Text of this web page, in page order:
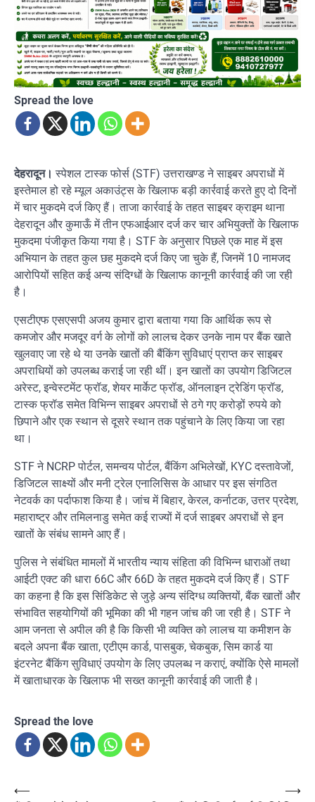
Spread the love
देहरादून।स्पेशल टास्क फोर्स (STF) उत्तराखण्ड ने साइबर अपराधों में
इस्तेमाल हो रहे म्यूल अकाउंट्स के खिलाफ बड़ी कार्रवाई करते हुए दो दिनों
में चार मुकदमे दर्ज किए हैं। ताजा कार्रवाई के तहत साइबर क्राइम थाना
देहरादून और कुमाऊँ में तीन एफआईआर दर्ज कर चार अभियुक्तों के खिलाफ
मुकदमा पंजीकृत किया गया है। STF के अनुसार पिछले एक माह में इस
अभियान के तहत कुल छह मुकदमे दर्ज किए जा चुके हैं, जिनमें 10 नामजद
आरोपियों सहित कई अन्य संदिग्धों के खिलाफ कानूनी कार्रवाई की जा रही
है।
एसटीएफ एसएसपी अजय कुमार द्वारा बताया गया कि आर्थिक रूप से
कमजोर और मजदूर वर्ग के लोगों को लालच देकर उनके नाम पर बैंक खाते
खुलवाए जा रहे थे या उनके खातों की बैंकिंग सुविधाएं प्राप्त कर साइबर
अपराधियों को उपलब्ध कराई जा रही थीं। इन खातों का उपयोग डिजिटल
अरेस्ट, इन्वेस्टमेंट फ्रॉड, शेयर मार्केट फ्रॉड, ऑनलाइन ट्रेडिंग फ्रॉड,
टास्क फ्रॉड समेत विभिन्न साइबर अपराधों से ठगे गए करोड़ों रुपये को
छिपाने और एक स्थान से दूसरे स्थान तक पहुंचाने के लिए किया जा रहा
था।
STF ने NCRP पोर्टल, समन्वय पोर्टल, बैंकिंग अभिलेखों, KYC दस्तावेजों,
डिजिटल साक्ष्यों और मनी ट्रेल एनालिसिस के आधार पर इस संगठित
नेटवर्क का पर्दाफाश किया है। जांच में बिहार, केरल, कर्नाटक, उत्तर प्रदेश,
महाराष्ट्र और तमिलनाडु समेत कई राज्यों में दर्ज साइबर अपराधों से इन
खातों के संबंध सामने आए हैं।
पुलिस ने संबंधित मामलों में भारतीय न्याय संहिता की विभिन्न धाराओं तथा
आईटी एक्ट की धारा 66C और 66D के तहत मुकदमे दर्ज किए हैं। STF
का कहना है कि इस सिंडिकेट से जुड़े अन्य संदिग्ध व्यक्तियों, बैंक खातों और
संभावित सहयोगियों की भूमिका की भी गहन जांच की जा रही है। STF ने
आम जनता से अपील की है कि किसी भी व्यक्ति को लालच या कमीशन के
बदले अपना बैंक खाता, एटीएम कार्ड, पासबुक, चेकबुक, सिम कार्ड या
इंटरनेट बैंकिंग सुविधाएं उपयोग के लिए उपलब्ध न कराएं, क्योंकि ऐसे मामलों
में खाताधारक के खिलाफ भी सख्त कानूनी कार्रवाई की जाती है।
Spread the love
Post
⟵
⟶